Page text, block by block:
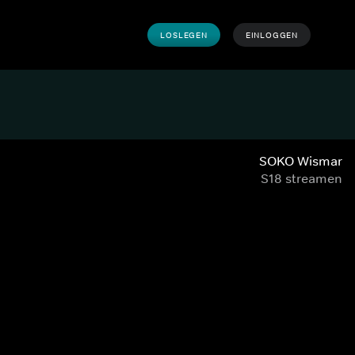
LOSLEGEN EINLOGGEN
SOKO Wismar
S18 streamen